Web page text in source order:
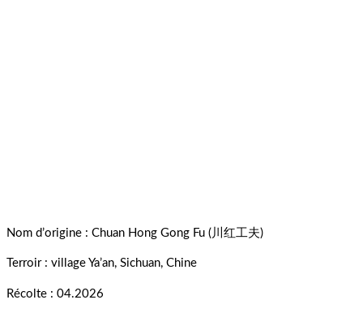
Nom d’origine : Chuan Hong Gong Fu (川红工夫)
Terroir : village Ya’an, Sichuan, Chine
Récolte : 04.2026